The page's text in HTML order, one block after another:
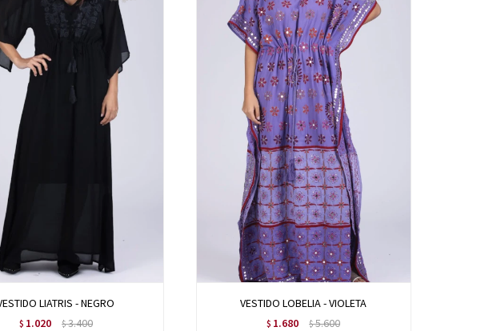
LIATRIS - NEGRO
$ 1.020 $3.400
VESTIDO LOBELIA - VIOLETA
$ 1.680 $5.600